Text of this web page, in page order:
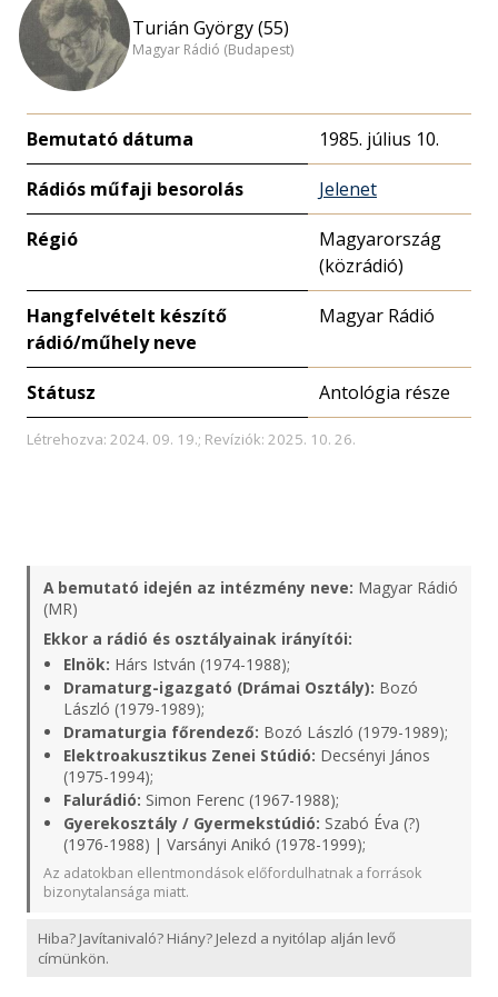
Turián György (55)
Magyar Rádió (Budapest)
Bemutató dátuma 1985. július 10.
Rádiós műfaji besorolás Jelenet
Régió
Magyarország
(közrádió)
Hangfelvételt készítő
rádió/műhely neve
Magyar Rádió
Státusz Antológia része
Létrehozva: 2024. 09. 19.; Revíziók: 2025. 10. 26.
A bemutató idején az intézmény neve: Magyar Rádió
(MR)
Ekkor a rádió és osztályainak irányítói:
Elnök: Hárs István (1974-1988);
Dramaturg-igazgató (Drámai Osztály): Bozó
László (1979-1989);
Dramaturgia főrendező: Bozó László (1979-1989);
Elektroakusztikus Zenei Stúdió: Decsényi János
(1975-1994);
Falurádió: Simon Ferenc (1967-1988);
Gyerekosztály / Gyermekstúdió: Szabó Éva (?)
(1976-1988) | Varsányi Anikó (1978-1999);
Az adatokban ellentmondások előfordulhatnak a források
bizonytalansága miatt.
Hiba? Javítanivaló? Hiány? Jelezd a nyitólap alján levő
címünkön.